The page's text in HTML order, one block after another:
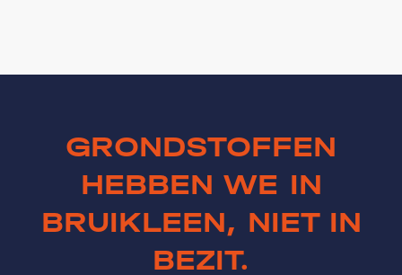
GRONDSTOFFEN
HEBBEN WE IN
BRUIKLEEN, NIET IN
BEZIT.